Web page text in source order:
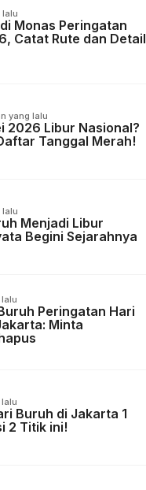
lalu
Monas Peringatan
Catat Rute dan Detail
yang lalu
2026 Libur Nasional?
Tanggal Merah!
lalu
Menjadi Libur
Begini Sejarahnya
lalu
Peringatan Hari
Minta
lalu
Buruh di Jakarta 1
2 Titik ini!